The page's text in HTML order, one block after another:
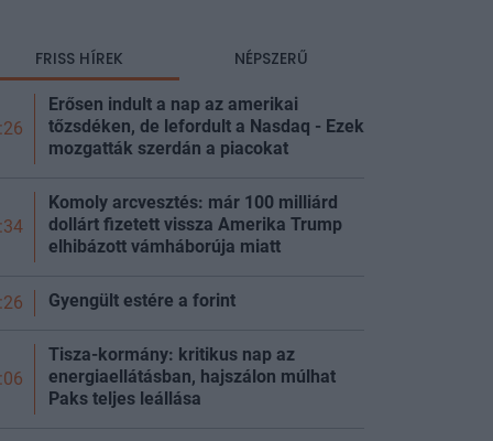
FRISS HÍREK NÉPSZERŰ
Erősen indult a nap az amerikai
tőzsdéken, de lefordult a Nasdaq - Ezek
mozgatták szerdán a piacokat
Komoly arcvesztés: már 100 milliárd
dollárt fizetett vissza Amerika Trump
elhibázott vámháborúja miatt
Gyengült estére a forint
Tisza-kormány: kritikus nap az
energiaellátásban, hajszálon múlhat
Paks teljes leállása